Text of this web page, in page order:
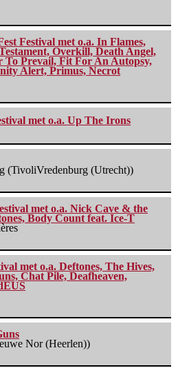
Festival met o.a. In Flames,
Overkill, Death Angel,
To Prevail, Fit For An Autopsy,
Alert, Primus, Necrot
met o.a. Up The Irons
(TivoliVredenburg (Utrecht))
met o.a. Nick Cave & the
Body Count feat. Ice-T
met o.a. Deftones, The Hives,
Chat Pile, Deafheaven,
Nor (Heerlen))